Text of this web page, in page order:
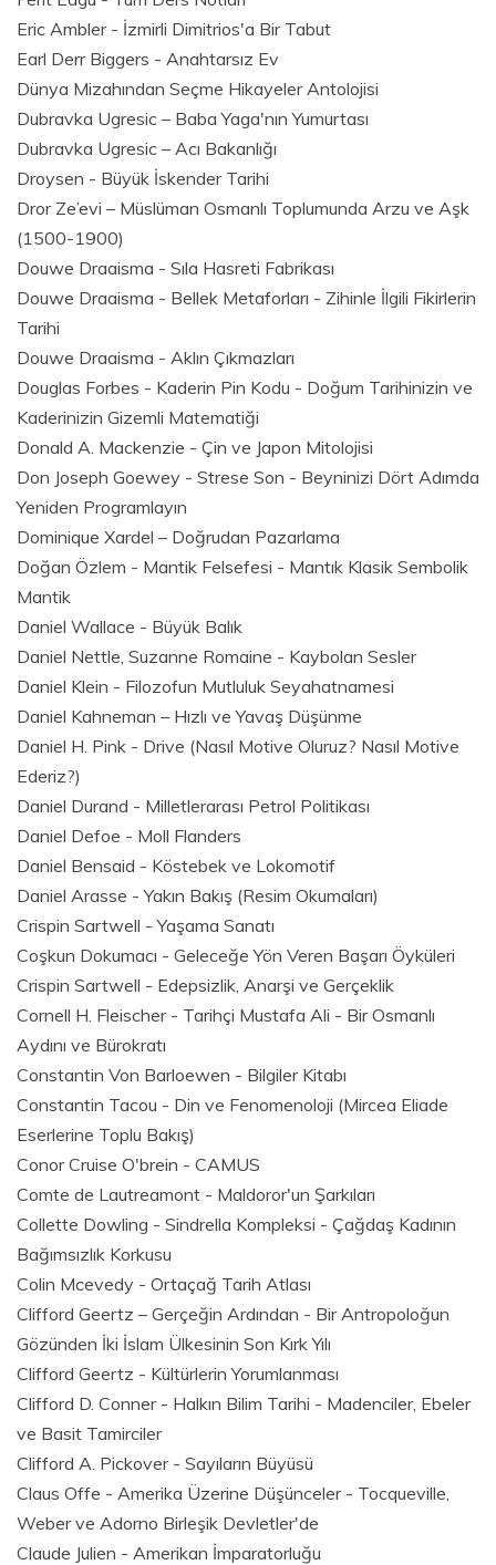
Eric Ambler - İzmirli Dimitrios'a Bir Tabut
Earl Derr Biggers - Anahtarsız Ev
Dünya Mizahından Seçme Hikayeler Antolojisi
Dubravka Ugresic – Baba Yaga'nın Yumurtası
Dubravka Ugresic – Acı Bakanlığı
Droysen - Büyük İskender Tarihi
Dror Ze’evi – Müslüman Osmanlı Toplumunda Arzu ve Aşk
(1500-1900)
Douwe Draaisma - Sıla Hasreti Fabrikası
Douwe Draaisma - Bellek Metaforları - Zihinle İlgili Fikirlerin
Tarihi
Douwe Draaisma - Aklın Çıkmazları
Douglas Forbes - Kaderin Pin Kodu - Doğum Tarihinizin ve
Kaderinizin Gizemli Matematiği
Donald A. Mackenzie - Çin ve Japon Mitolojisi
Don Joseph Goewey - Strese Son - Beyninizi Dört Adımda
Yeniden Programlayın
Dominique Xardel – Doğrudan Pazarlama
Doğan Özlem - Mantik Felsefesi - Mantık Klasik Sembolik
Mantik
Daniel Wallace - Büyük Balık
Daniel Nettle, Suzanne Romaine - Kaybolan Sesler
Daniel Klein - Filozofun Mutluluk Seyahatnamesi
Daniel Kahneman – Hızlı ve Yavaş Düşünme
Daniel H. Pink - Drive (Nasıl Motive Oluruz? Nasıl Motive
Ederiz?)
Daniel Durand - Milletlerarası Petrol Politikası
Daniel Defoe - Moll Flanders
Daniel Bensaid - Köstebek ve Lokomotif
Daniel Arasse - Yakın Bakış (Resim Okumaları)
Crispin Sartwell - Yaşama Sanatı
Coşkun Dokumacı - Geleceğe Yön Veren Başarı Öyküleri
Crispin Sartwell - Edepsizlik, Anarşi ve Gerçeklik
Cornell H. Fleischer - Tarihçi Mustafa Ali - Bir Osmanlı
Aydını ve Bürokratı
Constantin Von Barloewen - Bilgiler Kitabı
Constantin Tacou - Din ve Fenomenoloji (Mircea Eliade
Eserlerine Toplu Bakış)
Conor Cruise O'brein - CAMUS
Comte de Lautreamont - Maldoror'un Şarkıları
Collette Dowling - Sindrella Kompleksi - Çağdaş Kadının
Bağımsızlık Korkusu
Colin Mcevedy - Ortaçağ Tarih Atlası
Clifford Geertz – Gerçeğin Ardından - Bir Antropoloğun
Gözünden İki İslam Ülkesinin Son Kırk Yılı
Clifford Geertz - Kültürlerin Yorumlanması
Clifford D. Conner - Halkın Bilim Tarihi - Madenciler, Ebeler
ve Basit Tamirciler
Clifford A. Pickover - Sayıların Büyüsü
Claus Offe - Amerika Üzerine Düşünceler - Tocqueville,
Weber ve Adorno Birleşik Devletler'de
Claude Julien - Amerikan İmparatorluğu